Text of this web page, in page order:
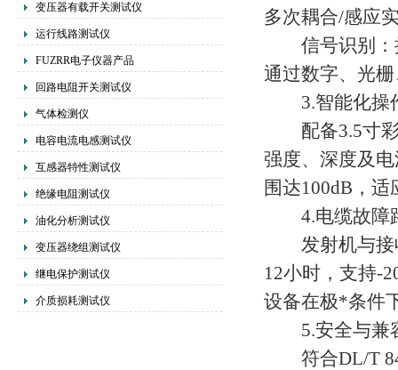
变压器有载开关测试仪
运行线路测试仪
FUZRR电子仪器产品
回路电阻开关测试仪
气体检测仪
电容电流电感测试仪
互感器特性测试仪
绝缘电阻测试仪
油化分析测试仪
变压器绕组测试仪
继电保护测试仪
介质损耗测试仪
多次耦合/感应
信号识别：
通过数字、光
3.智能化操
配备3.5寸彩
强度、深度及
围达100dB，
4.电缆故障路
发射机与接收
12小时，支持-
设备在极*条件
5.安全与兼
符合DL/T